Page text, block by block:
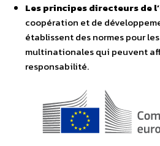
Les principes directeurs de
coopération et de
établissent des normes pour
multinationales qui peuvent
responsabilité.